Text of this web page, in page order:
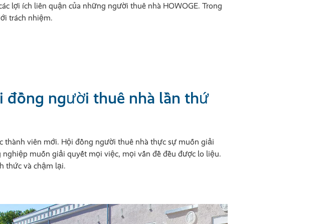
lợi ích liên quận của những người thuê nhà HOWOGE. Trong
trách nhiệm.
đồng người thuê nhà lần thứ
thành viên mới. Hội đồng người thuê nhà thực sự muốn giải
muốn giải quyết mọi việc, mọi vấn đề đều được lo liệu.
thức và chậm lại.